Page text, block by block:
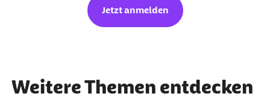
Jetzt anmelden
Weitere Themen entdecken